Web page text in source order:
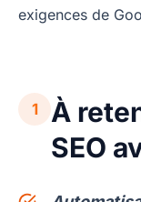
exigences de
1
À
SEO